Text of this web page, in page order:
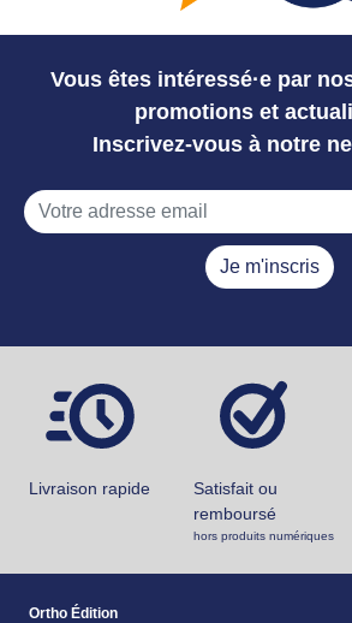
Vous êtes intéressé·e par
promotions et
Inscrivez-vous à notre
Je m'inscris
Livraison rapide
Satisfait ou
remboursé
hors produits numériques
Ortho Édition